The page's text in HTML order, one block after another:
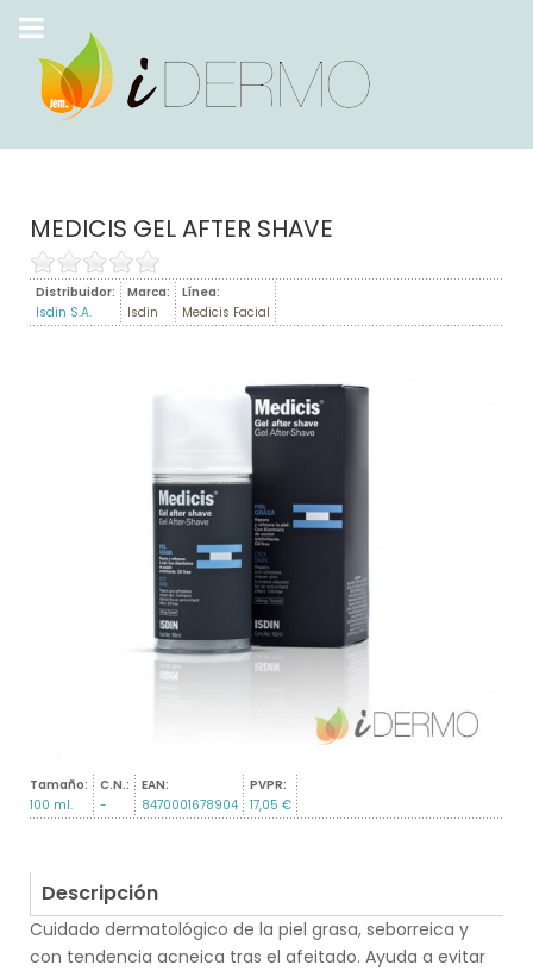
MEDICIS GEL AFTER SHAVE
Distribuidor:
Isdin S.A.
Marca:
Isdin
Línea:
Medicis Facial
Tamaño:
100 ml.
C.N.:
-
EAN:
8470001678904
PVPR:
17,05 €
Descripción
Cuidado dermatológico de la piel grasa, seborreica y
con tendencia acneica tras el afeitado. Ayuda a evitar